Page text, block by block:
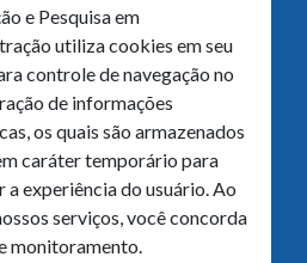
BRASIL
Graduação e Pesquisa em
0001-66
e Pesquisa em
utiliza cookies em seu
controle de navegação no
de informações
os quais são armazenados
caráter temporário para
a experiência do usuário. Ao
serviços, você concorda
monitoramento.